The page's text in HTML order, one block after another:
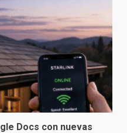
Docs con nuevas